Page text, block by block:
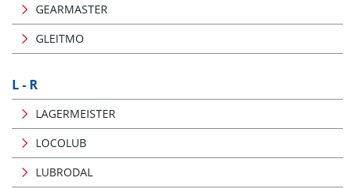
GEARMASTER
GLEITMO
L - R
LAGERMEISTER
LOCOLUB
LUBRODAL